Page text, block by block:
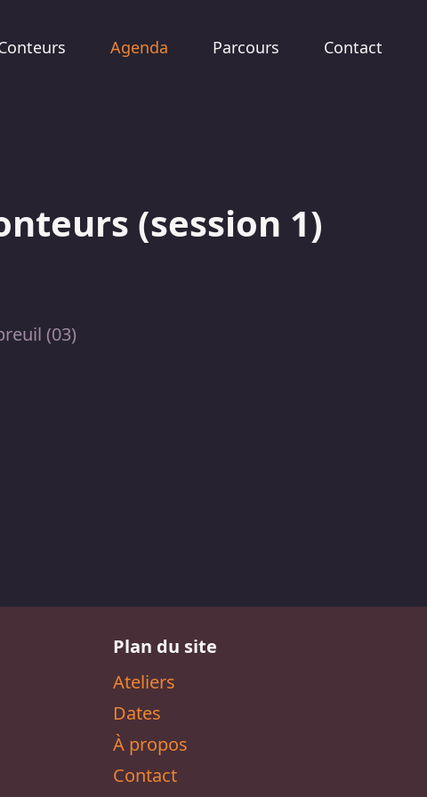
Agenda Parcours Contact
(session 1)
(03)
Plan du site
Ateliers
Dates
À propos
Contact